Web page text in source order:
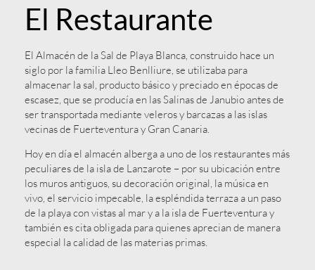
El Restaurante
El Almacén de la Sal de Playa Blanca, construido hace un
siglo por la familia Lleo Benlliure, se utilizaba para
almacenar la sal, producto básico y preciado en épocas de
escasez, que se producía en las Salinas de Janubio antes de
ser transportada mediante veleros y barcazas a las islas
vecinas de Fuerteventura y Gran Canaria.
Hoy en día el almacén alberga a uno de los restaurantes más
peculiares de la isla de Lanzarote – por su ubicación entre
los muros antiguos, su decoración original, la música en
vivo, el servicio impecable, la espléndida terraza a un paso
de la playa con vistas al mar y a la isla de Fuerteventura y
también es cita obligada para quienes aprecian de manera
especial la calidad de las materias primas.